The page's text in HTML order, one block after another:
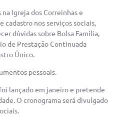
Igreja dos Correinhas e
cadastro nos serviços sociais,
dúvidas sobre Bolsa Família,
de Prestação Continuada
Único.
pessoais.
foi lançado em janeiro e pretende
O cronograma será divulgado